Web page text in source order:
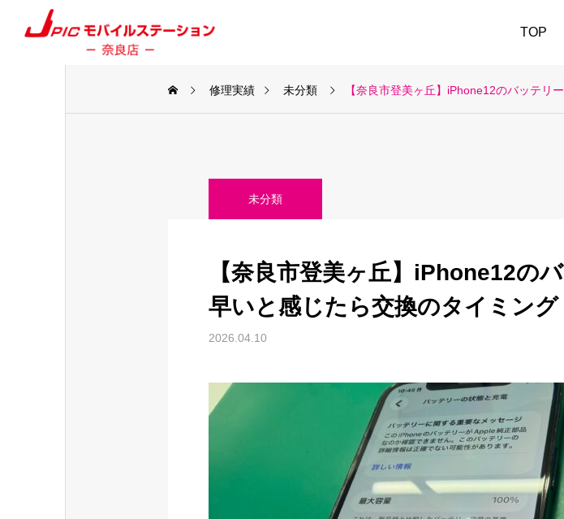
TOP
修理実績 未分類 【奈良市登美ヶ丘】iPhone12のバッテリ
未分類
【奈良市登美ヶ丘】iPhone12の
早いと感じたら交換のタイミング
2026.04.10